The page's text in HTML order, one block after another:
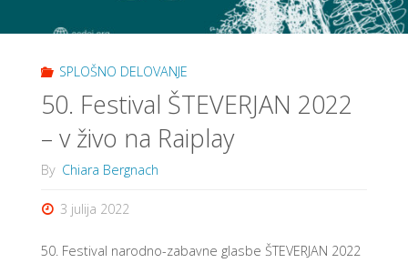
SPLOŠNO DELOVANJE
50. Festival ŠTEVERJAN 2022
– v živo na Raiplay
By Chiara Bergnach
3 julija 2022
50. Festival narodno-zabavne glasbe ŠTEVERJAN 2022